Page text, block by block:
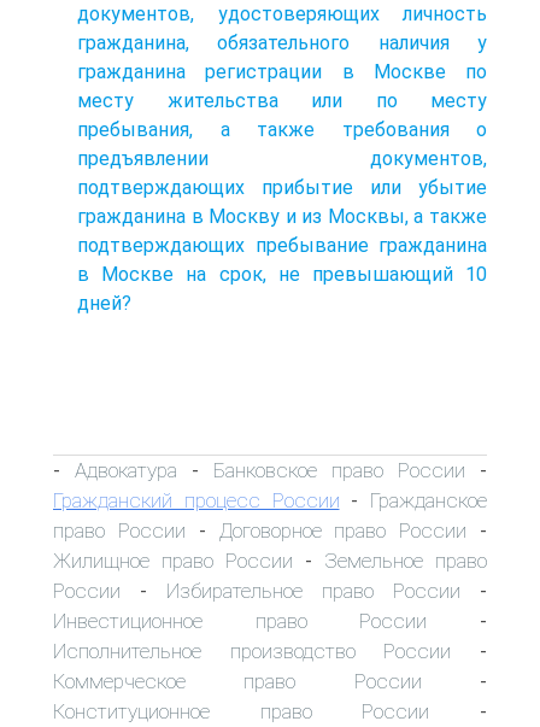
документов, удостоверяющих личность
гражданина, обязательного наличия у
гражданина регистрации в Москве по
месту жительства или по месту
пребывания, а также требования о
предъявлении документов,
подтверждающих прибытие или убытие
гражданина в Москву и из Москвы, а также
подтверждающих пребывание гражданина
в Москве на срок, не превышающий 10
дней?
- Адвокатура - Банковское право России -
Гражданский процесс России - Гражданское
право России - Договорное право России -
Жилищное право России - Земельное право
России - Избирательное право России -
Инвестиционное право России -
Исполнительное производство России -
Коммерческое право России -
Конституционное право России -